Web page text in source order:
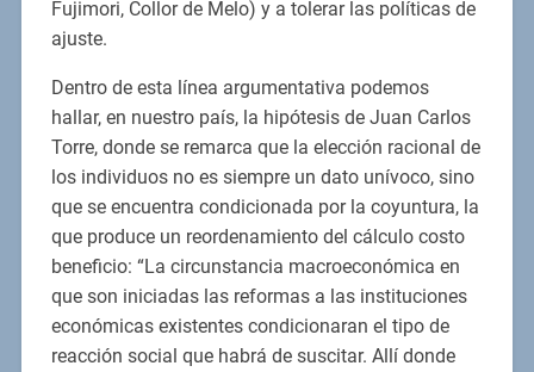
Fujimori, Collor de Melo) y a tolerar las políticas de
ajuste.
Dentro de esta línea argumentativa podemos
hallar, en nuestro país, la hipótesis de Juan Carlos
Torre, donde se remarca que la elección racional de
los individuos no es siempre un dato unívoco, sino
que se encuentra condicionada por la coyuntura, la
que produce un reordenamiento del cálculo costo
beneficio: “La circunstancia macroeconómica en
que son iniciadas las reformas a las instituciones
económicas existentes condicionaran el tipo de
reacción social que habrá de suscitar. Allí donde